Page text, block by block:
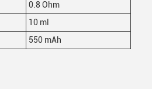
0.8 Ohm
10 ml
550 mAh